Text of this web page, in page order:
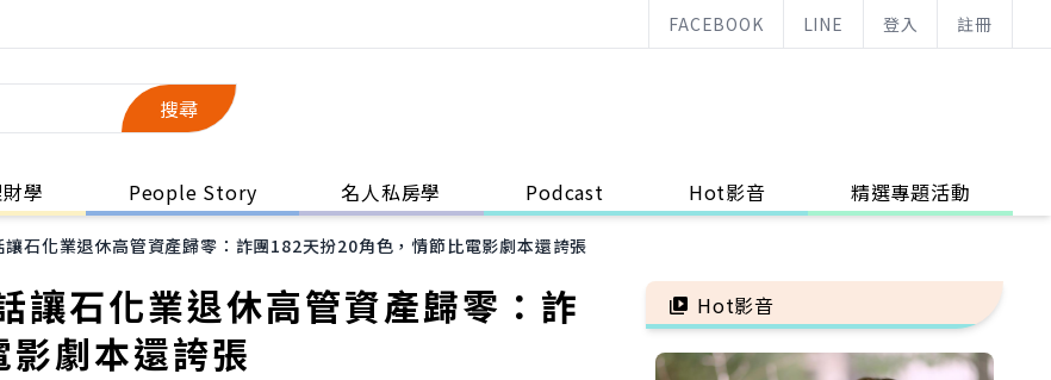
FACEBOOK LINE 登入 註冊
搜尋
學 People Story 名人私房學 Podcast Hot影音 精選專題活動
石化業退休高管資產歸零：詐團182天扮20角色，情節比電影劇本還誇張
石化業退休高管資產歸零：詐
劇本還誇張
Hot影音